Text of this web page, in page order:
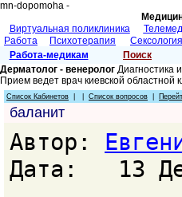
mn-dopomoha -
Виртуальная поликлиника
Работа
Психотерапия Сексология
Работа-медикам
Поиск
Дерматолог - венеролог Диагностика
Прием ведет врач киевской
Список Кабинетов Список вопросов
баланит
Автор:
Дата: 13